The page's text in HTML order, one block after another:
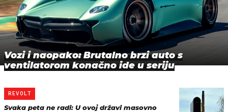
Vozi i naopako: Brutalno brzi auto s
ventilatorom konačno ide u seriju
REVOLT
Svaka peta ne radi: U ovoj državi masovno